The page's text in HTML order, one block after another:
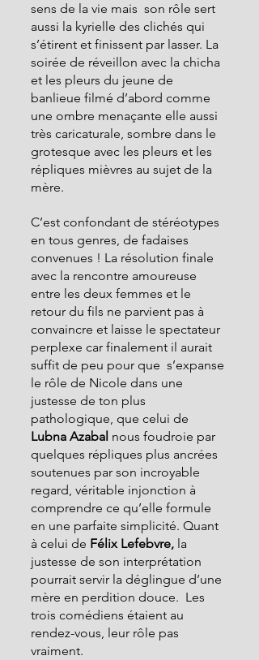
sens de la vie mais  son rôle sert
aussi la kyrielle des clichés qui
s’étirent et finissent par lasser. La
soirée de réveillon avec la chicha
et les pleurs du jeune de
banlieue filmé d’abord comme
une ombre menaçante elle aussi
très caricaturale, sombre dans le
grotesque avec les pleurs et les
répliques mièvres au sujet de la
mère.
C’est confondant de stéréotypes
en tous genres, de fadaises
convenues ! La résolution finale
avec la rencontre amoureuse
entre les deux femmes et le
retour du fils ne parvient pas à
convaincre et laisse le spectateur
perplexe car finalement il aurait
suffit de peu pour que  s’expanse
le rôle de Nicole dans une
justesse de ton plus
pathologique, que celui de
Lubna Azabal nous foudroie par
quelques répliques plus ancrées
soutenues par son incroyable
regard, véritable injonction à
comprendre ce qu’elle formule
en une parfaite simplicité. Quant
à celui de Félix Lefebvre, la
justesse de son interprétation
pourrait servir la déglingue d’une
mère en perdition douce.  Les
trois comédiens étaient au
rendez-vous, leur rôle pas
vraiment.